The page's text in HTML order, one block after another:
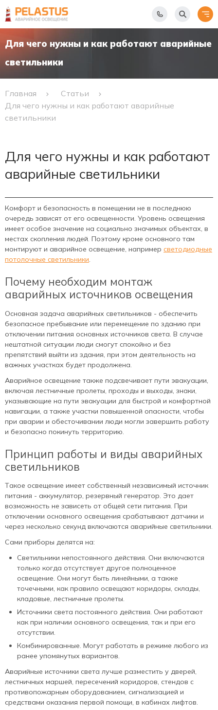
Для чего нужны и как работают аварийные
светильники
Главная
Статьи
Для чего нужны и как работают аварийные
светильники
Для чего нужны и как работают
аварийные светильники
Комфорт и безопасность в помещении не в последнюю
очередь зависят от его освещенности. Уровень освещения
имеет особое значение на социально значимых объектах, в
местах скопления людей. Поэтому кроме основного там
монтируют и аварийное освещение, например светодиодные
потолочные светильники.
Почему необходим монтаж
аварийных источников освещения
Основная задача аварийных светильников - обеспечить
безопасное пребывание или перемещение по зданию при
отключении питания основных источников света. В случае
нештатной ситуации люди смогут спокойно и без
препятствий выйти из здания, при этом деятельность на
важных участках будет продолжена.
Аварийное освещение также подсвечивает пути эвакуации,
включая лестничные пролеты, проходы и выходы, знаки,
указывающие на пути эвакуации для быстрой и комфортной
навигации, а также участки повышенной опасности, чтобы
при аварии и обесточивании люди могли завершить работу
и безопасно покинуть территорию.
Принцип работы и виды аварийных
светильников
Такое освещение имеет собственный независимый источник
питания - аккумулятор, резервный генератор. Это дает
возможность не зависеть от общей сети питания. При
отключении основного освещения срабатывают датчики и
через несколько секунд включаются аварийные светильники.
Сами приборы делятся на:
Светильники непостоянного действия. Они включаются
только когда отсутствует другое полноценное
освещение. Они могут быть линейными, а также
точечными, как правило освещают коридоры, склады,
кладовые, лестничные пролеты.
Источники света постоянного действия. Они работают
как при наличии основного освещения, так и при его
отсутствии.
Комбинированные. Могут работать в режиме любого из
ранее упомянутых вариантов.
Аварийные источники света лучше разместить у дверей,
лестничных маршей, пересечений коридоров, стендов с
противопожарным оборудованием, сигнализацией и
средствами оказания первой помощи, в кабинах лифтов.